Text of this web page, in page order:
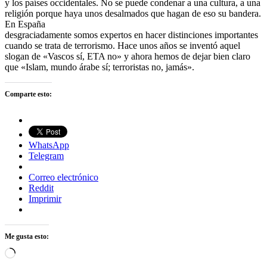
y los países occidentales. No se puede condenar a una cultura, a una
religión porque haya unos desalmados que hagan de eso su bandera.
En España
desgraciadamente somos expertos en hacer distinciones importantes
cuando se trata de terrorismo. Hace unos años se inventó aquel
slogan de «Vascos sí, ETA no» y ahora hemos de dejar bien claro
que «Islam, mundo árabe sí; terroristas no, jamás».
Comparte esto:
WhatsApp
Telegram
Correo electrónico
Reddit
Imprimir
Me gusta esto:
Cargando...